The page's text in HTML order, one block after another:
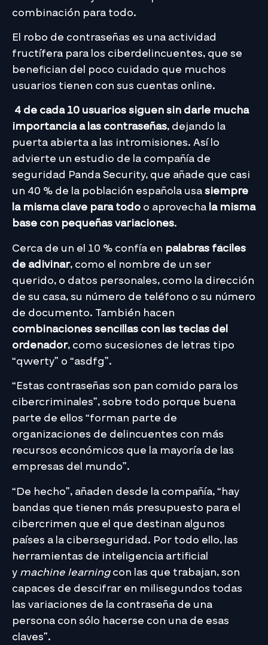
combinación para todo.
El robo de contraseñas es una actividad
fructífera para los ciberdelincuentes, que se
benefician del poco cuidado que muchos
usuarios tienen con sus cuentas online.
4 de cada 10 usuarios siguen sin darle mucha
importancia a las contraseñas, dejando la
puerta abierta a las intromisiones. Así lo
advierte un estudio de la compañía de
seguridad Panda Security, que añade que casi
un 40 % de la población española usasiempre
la misma clave para todo o aprovecha la misma
base con pequeñas variaciones.
Cerca de un el 10 % confía en palabras fáciles
de adivinar, como el nombre de un ser
querido, o datos personales, como la dirección
de su casa, su número de teléfono o su número
de documento. También hacen
combinaciones sencillas con las teclas del
ordenador, como sucesiones de letras tipo
“qwerty” o “asdfg”.
“Estas contraseñas son pan comido para los
cibercriminales”, sobre todo porque buena
parte de ellos “forman parte de
organizaciones de delincuentes con más
recursos económicos que la mayoría de las
empresas del mundo”.
“De hecho”, añaden desde la compañía, “hay
bandas que tienen más presupuesto para el
cibercrimen que el que destinan algunos
países a la ciberseguridad. Por todo ello, las
herramientas de inteligencia artificial
y machine learningcon las que trabajan, son
capaces de descifrar en milisegundos todas
las variaciones de la contraseña de una
persona con sólo hacerse con una de esas
claves”.